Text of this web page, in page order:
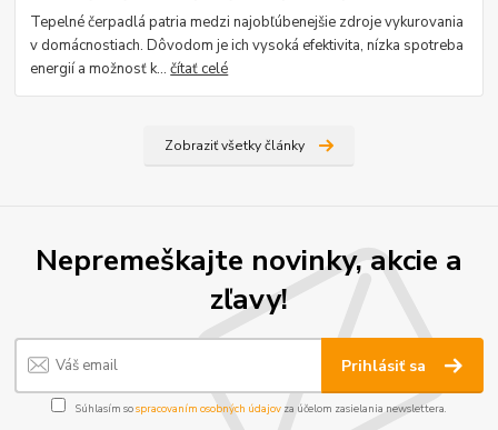
Tepelné čerpadlá patria medzi najobľúbenejšie zdroje vykurovania
v domácnostiach. Dôvodom je ich vysoká efektivita, nízka spotreba
energií a možnosť k...čítať celé
Zobraziť všetky články
Nepremeškajte novinky, akcie a
zľavy!
Prihlásiť sa
Súhlasím sospracovaním osobných údajov za účelom zasielania newslettera.